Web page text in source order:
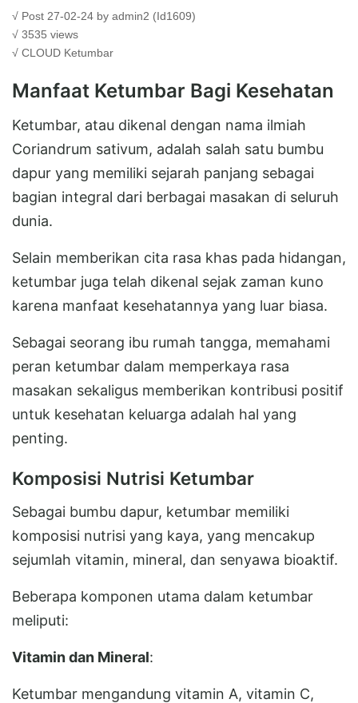
√ Post 27-02-24 by admin2 (Id1609)
√ 3535 views
√ CLOUD Ketumbar
Manfaat Ketumbar Bagi Kesehatan
Ketumbar, atau dikenal dengan nama ilmiah
Coriandrum sativum, adalah salah satu bumbu
dapur yang memiliki sejarah panjang sebagai
bagian integral dari berbagai masakan di seluruh
dunia.
Selain memberikan cita rasa khas pada hidangan,
ketumbar juga telah dikenal sejak zaman kuno
karena manfaat kesehatannya yang luar biasa.
Sebagai seorang ibu rumah tangga, memahami
peran ketumbar dalam memperkaya rasa
masakan sekaligus memberikan kontribusi positif
untuk kesehatan keluarga adalah hal yang
penting.
Komposisi Nutrisi Ketumbar
Sebagai bumbu dapur, ketumbar memiliki
komposisi nutrisi yang kaya, yang mencakup
sejumlah vitamin, mineral, dan senyawa bioaktif.
Beberapa komponen utama dalam ketumbar
meliputi:
Vitamin dan Mineral:
Ketumbar mengandung vitamin A, vitamin C,